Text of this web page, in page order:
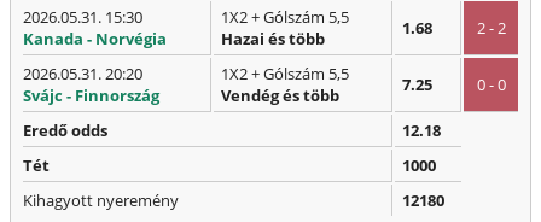
2026.05.31. 15:30
Kanada - Norvégia
1X2 + Gólszám 5,5
Hazai és több
1.68 2 - 2
2026.05.31. 20:20
Svájc - Finnország
1X2 + Gólszám 5,5
Vendég és több
7.25 0 - 0
Eredő odds
12.18
Tét
1000
Kihagyott nyeremény
12180